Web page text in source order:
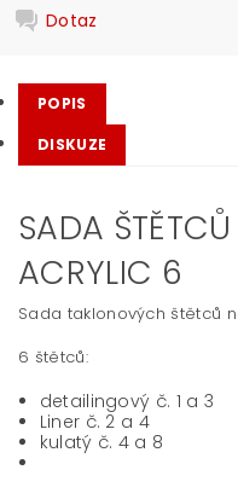
Dotaz
POPIS
DISKUZE
SADA
ACRYLIC 6
Sada taklonových štětců
6 štětců:
detailingový č. 1 a 3
Liner č. 2 a 4
kulatý č. 4 a 8